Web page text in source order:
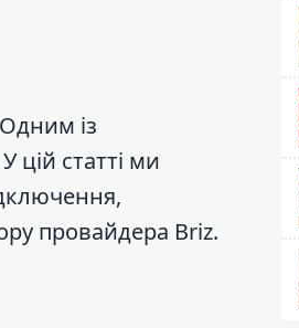
із
цій статті ми
провайдера Briz.